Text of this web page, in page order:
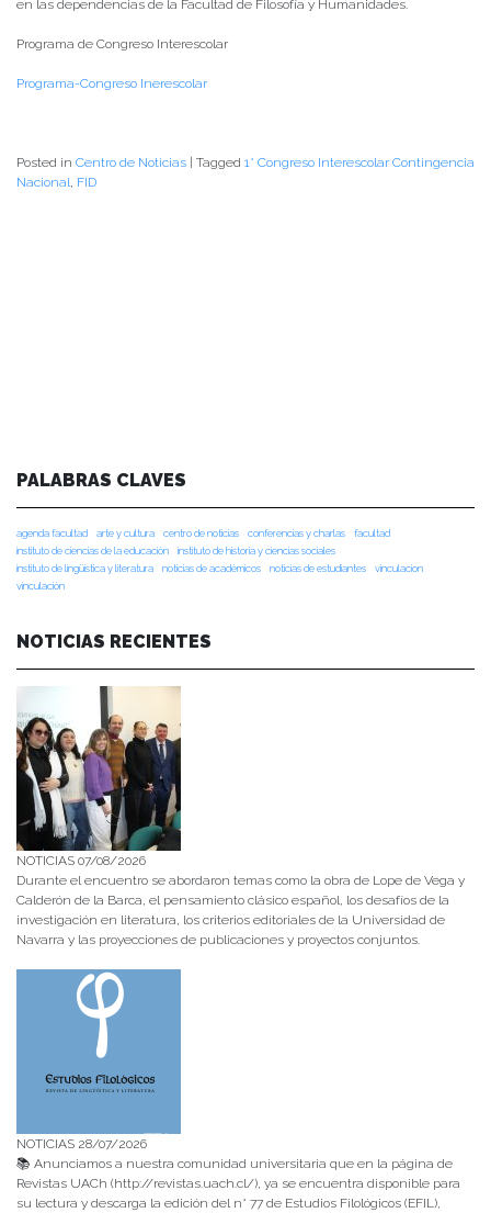
en las dependencias de la Facultad de Filosofía y Humanidades.
Programa de Congreso Interescolar
Programa-Congreso Inerescolar
Posted in Centro de Noticias Tagged 1° Congreso Interescolar Contingencia
Nacional, FID
PALABRAS CLAVES
agenda facultad arte y cultura centro de noticias conferencias y charlas
facultad
instituto de ciencias de la educación
instituto de historia y ciencias sociales
instituto de lingüística y literatura
noticias de académicos noticias de estudiantes
vinculacion
vinculación
NOTICIAS RECIENTES
NOTICIAS 07/08/2026
Durante el encuentro se abordaron temas como la obra de Lope de Vega y
Calderón de la Barca, el pensamiento clásico español, los desafíos de la
investigación en literatura, los criterios editoriales de la Universidad de
Navarra y las proyecciones de publicaciones y proyectos conjuntos.
NOTICIAS 28/07/2026
📚 Anunciamos a nuestra comunidad universitaria que en la página de
Revistas UACh (http://revistas.uach.cl/), ya se encuentra disponible para
su lectura y descarga la edición del n° 77 de Estudios Filológicos (EFIL),